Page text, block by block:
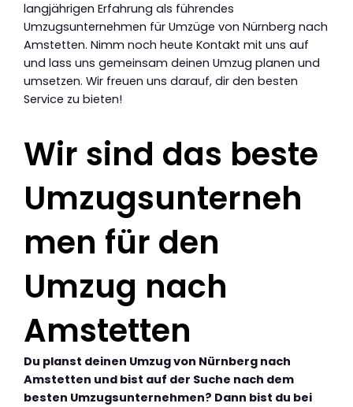
langjährigen Erfahrung als führendes
Umzugsunternehmen für Umzüge von Nürnberg nach
Amstetten. Nimm noch heute Kontakt mit uns auf
und lass uns gemeinsam deinen Umzug planen und
umsetzen. Wir freuen uns darauf, dir den besten
Service zu bieten!
Wir sind das beste
Umzugsunterneh
men für den
Umzug nach
Amstetten
Du planst deinen Umzug von Nürnberg nach
Amstetten und bist auf der Suche nach dem
besten Umzugsunternehmen? Dann bist du bei